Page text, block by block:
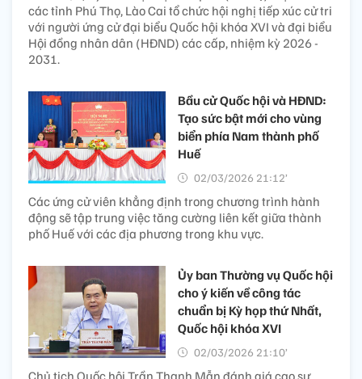
các tỉnh Phú Thọ, Lào Cai tổ chức hội nghị tiếp xúc cử tri
với người ứng cử đại biểu Quốc hội khóa XVI và đại biểu
Hội đồng nhân dân (HĐND) các cấp, nhiệm kỳ 2026 -
2031.
Bầu cử Quốc hội và HĐND:
Tạo sức bật mới cho vùng
biển phía Nam thành phố
Huế
02/03/2026 21:12’
Các ứng cử viên khẳng định trong chương trình hành
động sẽ tập trung việc tăng cường liên kết giữa thành
phố Huế với các địa phương trong khu vực.
Ủy ban Thường vụ Quốc hội
cho ý kiến về công tác
chuẩn bị Kỳ họp thứ Nhất,
Quốc hội khóa XVI
02/03/2026 21:10’